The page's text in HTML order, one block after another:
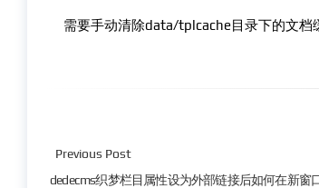
需要手动清除data/tplcache目录下的文档
Previous Post
dedecms织梦栏目属性设为外部链接后如何在新窗